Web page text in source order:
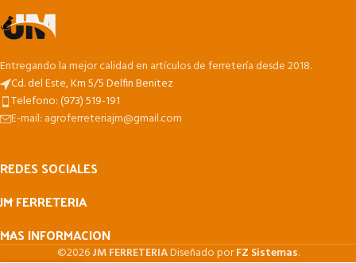
Entregando la mejor calidad en artículos de ferretería desde 2018.
Cd. del Este, Km 5/5 Delfin Benitez
Telefono: (973) 519-191
E-mail: agroferreteriajm@gmail.com
REDES SOCIALES
JM FERRETERIA
MAS INFORMACION
©2026JM FERRETERIADiseñado porFZ Sistemas.